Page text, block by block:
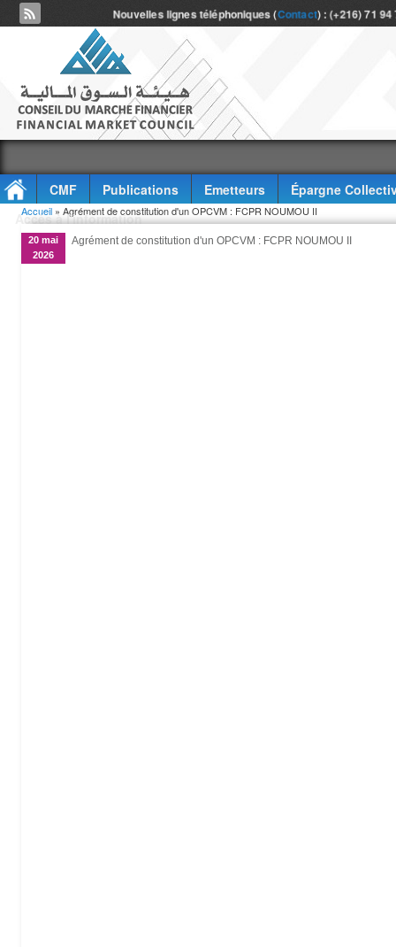
Nouvelles lignes téléphoniques (Contact) : (+216) 71
CMF Publications Emetteurs
Épargne
Accès à l'information
Vous êtes ici
Accueil » Agrément de constitution d'un OPCVM : FCPR NOUMOU II
20 mai
2026
Agrément de constitution d'un OPCVM : FCPR NOUMOU II